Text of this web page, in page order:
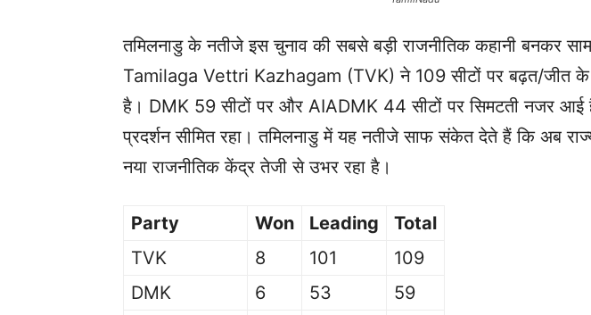
तमिलनाडु के नतीजे इस चुनाव की सबसे बड़ी राजनीतिक कहानी बनकर
Tamilaga Vettri Kazhagam (TVK) ने 109 सीटों पर बढ़त/जीत के
है। DMK 59 सीटों पर और AIADMK 44 सीटों पर सिमटती नजर आई
प्रदर्शन सीमित रहा। तमिलनाडु में यह नतीजे साफ संकेत देते हैं कि अब
नया राजनीतिक केंद्र तेजी से उभर रहा है।
Party Won Leading
Total
TVK
8 101
109
DMK
6 53 59